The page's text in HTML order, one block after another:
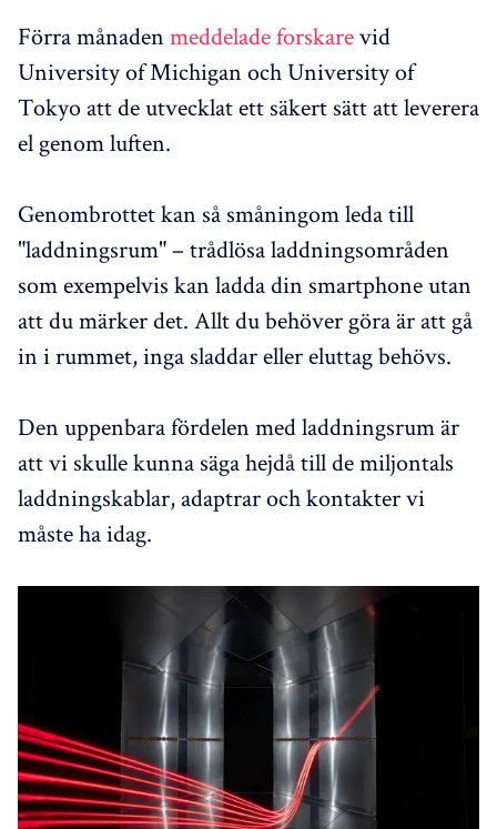
Förra månaden meddelade forskarevid
University of Michigan och University of
Tokyo att de utvecklat ett säkert sätt att leverera
el genom luften.
Genombrottet kan så småningom leda till
"laddningsrum" – trådlösa laddningsområden
som exempelvis kan ladda din smartphone utan
att du märker det. Allt du behöver göra är att gå
in i rummet, inga sladdar eller eluttag behövs.
Den uppenbara fördelen med laddningsrum är
att vi skulle kunna säga hejdå till de miljontals
laddningskablar, adaptrar och kontakter vi
måste ha idag.